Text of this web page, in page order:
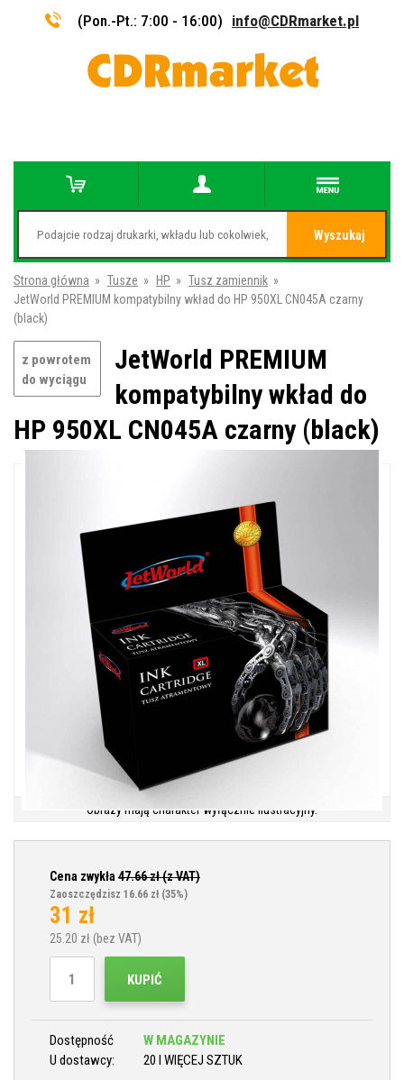
(Pon.-Pt.: 7:00 - 16:00) info@CDRmarket.pl
Wyszukaj
Strona główna » Tusze » HP » Tusz zamiennik »
JetWorld PREMIUM kompatybilny wkład do HP 950XL CN045A czarny
(black)
z powrotem
do wyciągu
JetWorld PREMIUM
kompatybilny wkład do
HP 950XL CN045A czarny (black)
Obrazy mają charakter wyłącznie ilustracyjny.
Cena zwykła 47.66zł (z VAT)
Zaoszczędzisz 16.66 zł (35%)
31 zł
25.20 zł (bez VAT)
KUPIĆ
Dostępność
W MAGAZYNIE
U dostawcy:
20 I WIĘCEJ SZTUK